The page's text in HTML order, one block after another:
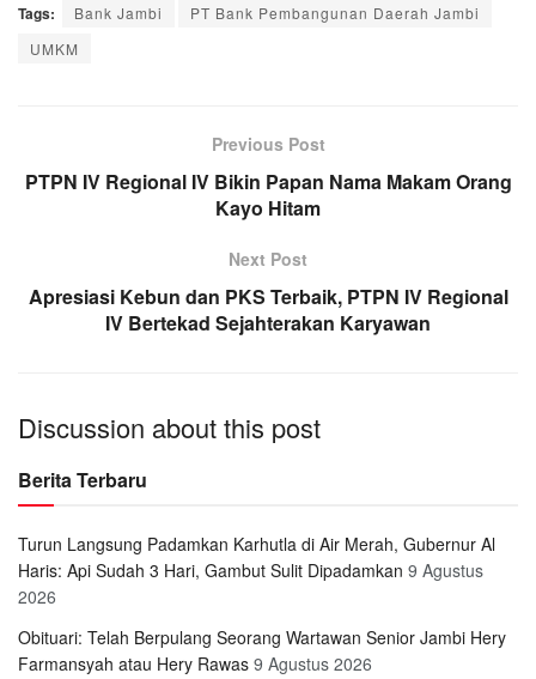
Tags: Bank Jambi
PT Bank Pembangunan Daerah Jambi
UMKM
Previous Post
PTPN IV Regional IV Bikin Papan Nama Makam Orang
Kayo Hitam
Next Post
Apresiasi Kebun dan PKS Terbaik, PTPN IV Regional
IV Bertekad Sejahterakan Karyawan
Discussion about this post
Berita Terbaru
Turun Langsung Padamkan Karhutla di Air Merah, Gubernur Al
Haris: Api Sudah 3 Hari, Gambut Sulit Dipadamkan 9 Agustus
2026
Obituari: Telah Berpulang Seorang Wartawan Senior Jambi Hery
Farmansyah atau Hery Rawas 9 Agustus 2026